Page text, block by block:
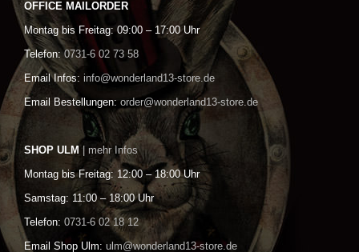
OFFICE MAILORDER
Montag bis Freitag: 09:00 – 17:00 Uhr
Telefon: 0731-6 02 73 58
Email Infos: info@wonderland13-store.de
Email Bestellungen: order@wonderland13-store.de
SHOP ULM | mehr Infos
Montag bis Freitag: 12:00 – 18:00 Uhr
Samstag: 11:00 – 18:00 Uhr
Telefon: 0731-6 02 18 12
Email Shop Ulm: ulm@wonderland13-store.de